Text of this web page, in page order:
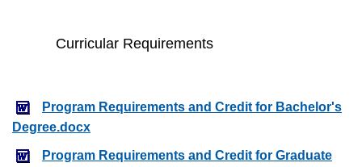
Curricular Requirements
Program Requirements and Credit for Bachelor's
Degree.docx
Program Requirements and Credit for Graduate